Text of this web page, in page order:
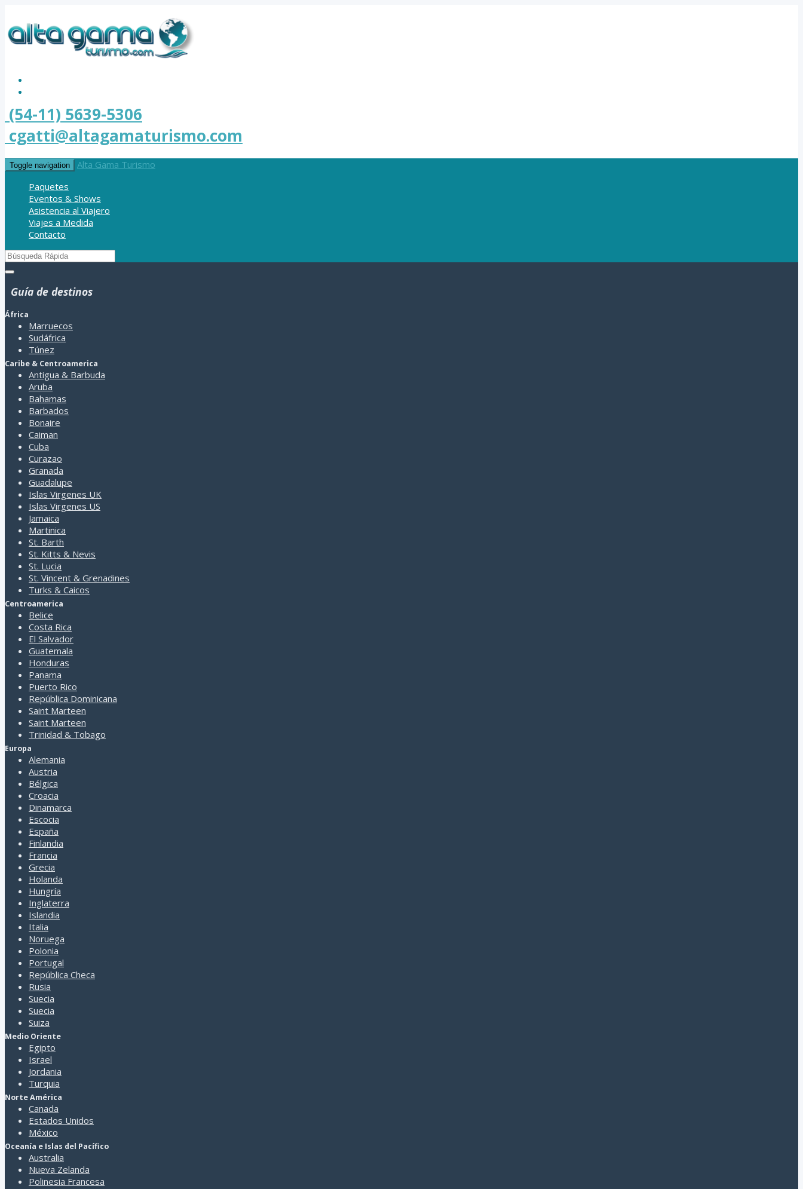
(54-11) 5639-5306
cgatti@altagamaturismo.com
Toggle navigation
Alta Gama Turismo
Paquetes
Eventos & Shows
Asistencia al Viajero
Viajes a Medida
Contacto
Guía de destinos
África
Marruecos
Sudáfrica
Túnez
Caribe & Centroamerica
Antigua & Barbuda
Aruba
Bahamas
Barbados
Bonaire
Caiman
Cuba
Curazao
Granada
Guadalupe
Islas Virgenes UK
Islas Virgenes US
Jamaica
Martinica
St. Barth
St. Kitts & Nevis
St. Lucia
St. Vincent & Grenadines
Turks & Caicos
Centroamerica
Belice
Costa Rica
El Salvador
Guatemala
Honduras
Panama
Puerto Rico
República Dominicana
Saint Marteen
Saint Marteen
Trinidad & Tobago
Europa
Alemania
Austria
Bélgica
Croacia
Dinamarca
Escocia
España
Finlandia
Francia
Grecia
Holanda
Hungría
Inglaterra
Islandia
Italia
Noruega
Polonia
Portugal
República Checa
Rusia
Suecia
Suecia
Suiza
Medio Oriente
Egipto
Israel
Jordania
Turquia
Norte América
Canada
Estados Unidos
México
Oceanía e Islas del Pacífico
Australia
Nueva Zelanda
Polinesia Francesa